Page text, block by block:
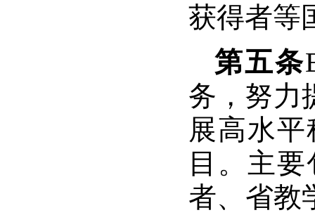
获得者等
第五条
务，努力
展高水
目。主
者、省教